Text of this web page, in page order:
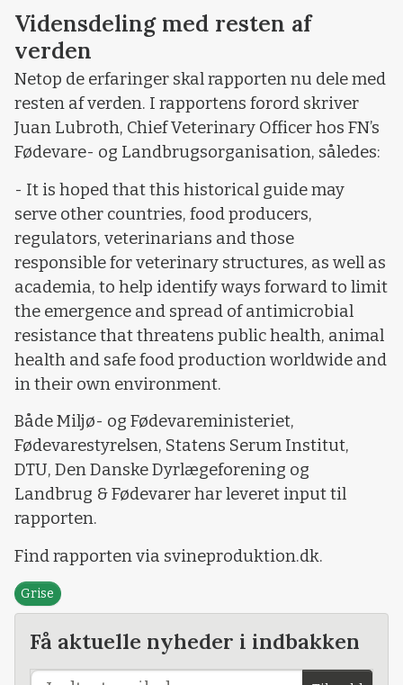
Vidensdeling med resten af
verden
Netop de erfaringer skal rapporten nu dele med
resten af verden. I rapportens forord skriver
Juan Lubroth, Chief Veterinary Officer hos FN’s
Fødevare- og Landbrugsorganisation, således:
- It is hoped that this historical guide may
serve other countries, food producers,
regulators, veterinarians and those
responsible for veterinary structures, as well as
academia, to help identify ways forward to limit
the emergence and spread of antimicrobial
resistance that threatens public health, animal
health and safe food production worldwide and
in their own environment.
Både Miljø- og Fødevareministeriet,
Fødevarestyrelsen, Statens Serum Institut,
DTU, Den Danske Dyrlægeforening og
Landbrug & Fødevarer har leveret input til
rapporten.
Find rapporten via svineproduktion.dk.
Grise
Få aktuelle nyheder i indbakken